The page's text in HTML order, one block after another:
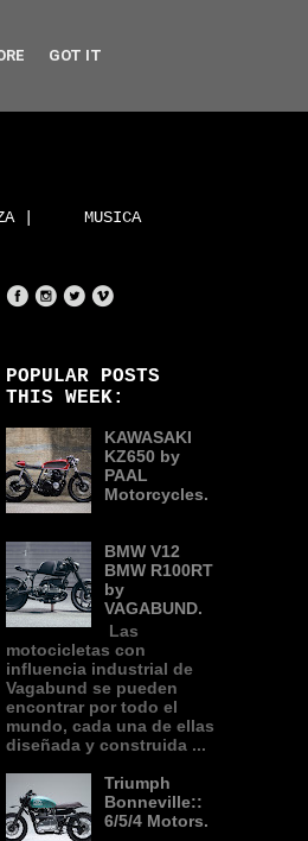
| MUSICA
POPULAR POSTS
THIS WEEK:
KAWASAKI
KZ650 by
PAAL
Motorcycles.
BMW V12
BMW R100RT
by
VAGABUND.
Las
motocicletas con
influencia industrial de
Vagabund se pueden
encontrar por todo el
mundo, cada una de ellas
diseñada y construida ...
Triumph
Bonneville::
6/5/4 Motors.
GOT IT